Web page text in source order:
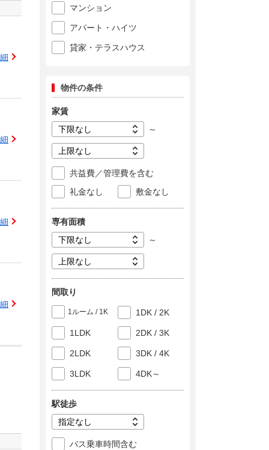
マンション
アパート・ハイツ
貸家・テラスハウス
物件の条件
家賃
～
共益費／管理費を含む
礼金なし
敷金なし
専有面積
～
間取り
1ルーム / 1K 1DK / 2K
1LDK 2DK / 3K
2LDK 3DK / 4K
3LDK 4DK～
駅徒歩
バス乗車時間含む